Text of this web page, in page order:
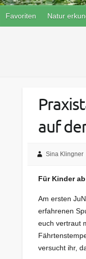
Favoriten Natur
auf
Sina Klingner
Für Kinder
Am ersten
erfahrenen
euch vertraut
versucht ihr,